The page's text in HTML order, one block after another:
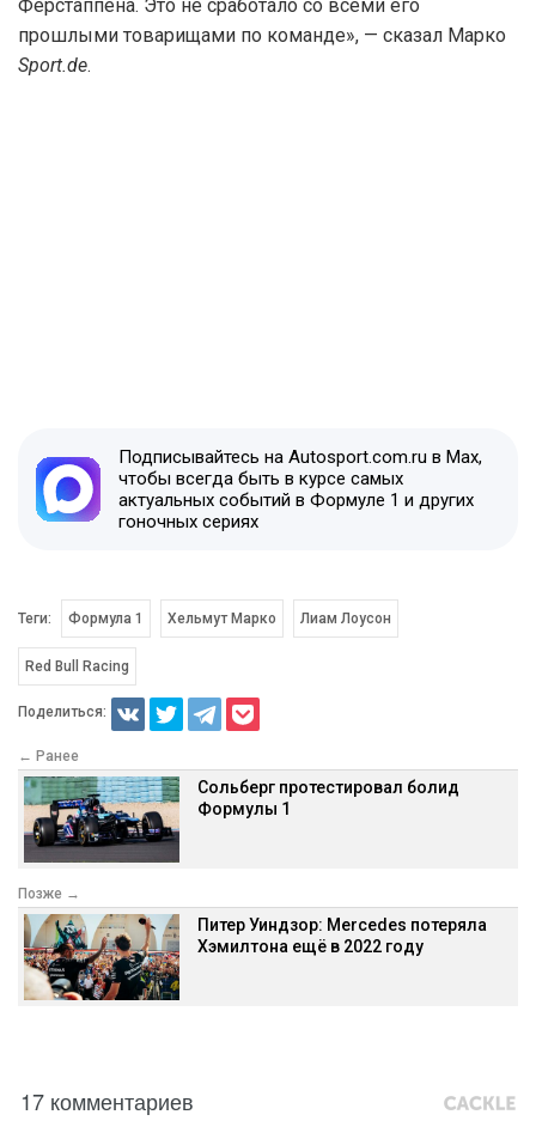
Ферстаппена. Это не сработало со всеми его
прошлыми товарищами по команде», — сказал Марко
Sport.de.
Подписывайтесь на Autosport.com.ru в Max,
чтобы всегда быть в курсе самых
актуальных событий в Формуле 1 и других
гоночных сериях
Теги: Формула 1 Хельмут Марко Лиам Лоусон
Red Bull Racing
Поделиться:
← Ранее
Сольберг протестировал болид
Формулы 1
Позже →
Питер Уиндзор: Mercedes потеряла
Хэмилтона ещё в 2022 году
17 комментариев